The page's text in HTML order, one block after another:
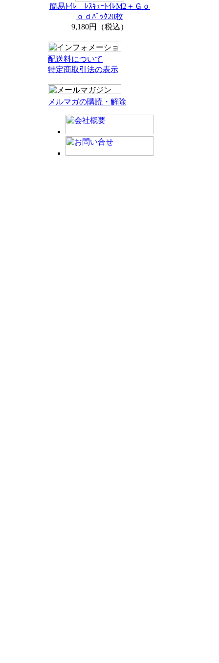
簡易ﾄｲﾚ ﾚｽｷｭｰﾄｲﾚM2＋Ｇｏ
ｏｄﾊﾟｯｸ20枚
9,180円（税込）
配送料について
特定商取引法の表示
メルマガの購読・解除